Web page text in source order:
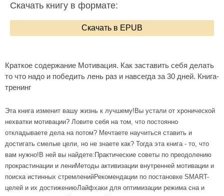
Скачать книгу в формате:
Скачать в EPUB
Краткое содержание Мотивация. Как заставить себя делать
то что надо и победить лень раз и навсегда за 30 дней. Книга-
тренинг
Эта книга изменит вашу жизнь к лучшему!Вы устали от хронической
нехватки мотивации? Ловите себя на том, что постоянно
откладываете дела на потом? Мечтаете научиться ставить и
достигать смелые цели, но не знаете как? Тогда эта книга - то, что
вам нужно!В ней вы найдете:Практические советы по преодолению
прокрастинации и лениМетоды активизации внутренней мотивации и
поиска истинных стремленийРекомендации по постановке SMART-
целей и их достижениюЛайфхаки для оптимизации режима сна и